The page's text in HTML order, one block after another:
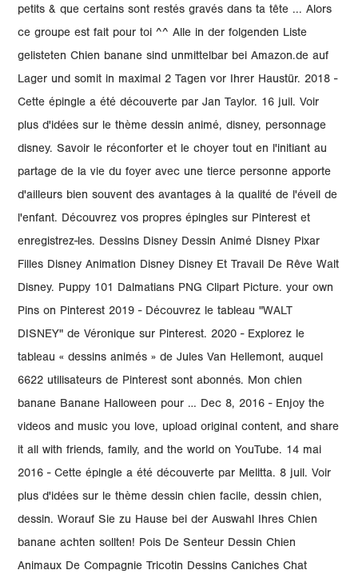
petits & que certains sont restés gravés dans ta tête ... Alors
ce groupe est fait pour toi ^^ Alle in der folgenden Liste
gelisteten Chien banane sind unmittelbar bei Amazon.de auf
Lager und somit in maximal 2 Tagen vor Ihrer Haustür. 2018 -
Cette épingle a été découverte par Jan Taylor. 16 juil. Voir
plus d'idées sur le thème dessin animé, disney, personnage
disney. Savoir le réconforter et le choyer tout en l'initiant au
partage de la vie du foyer avec une tierce personne apporte
d'ailleurs bien souvent des avantages à la qualité de l'éveil de
l'enfant. Découvrez vos propres épingles sur Pinterest et
enregistrez-les. Dessins Disney Dessin Animé Disney Pixar
Filles Disney Animation Disney Disney Et Travail De Rêve Walt
Disney. Puppy 101 Dalmatians PNG Clipart Picture. your own
Pins on Pinterest 2019 - Découvrez le tableau "WALT
DISNEY" de Véronique sur Pinterest. 2020 - Explorez le
tableau « dessins animés » de Jules Van Hellemont, auquel
6622 utilisateurs de Pinterest sont abonnés. Mon chien
banane Banane Halloween pour … Dec 8, 2016 - Enjoy the
videos and music you love, upload original content, and share
it all with friends, family, and the world on YouTube. 14 mai
2016 - Cette épingle a été découverte par Melitta. 8 juil. Voir
plus d'idées sur le thème dessin chien facile, dessin chien,
dessin. Worauf Sie zu Hause bei der Auswahl Ihres Chien
banane achten sollten! Pois De Senteur Dessin Chien
Animaux De Compagnie Tricotin Dessins Caniches Chat